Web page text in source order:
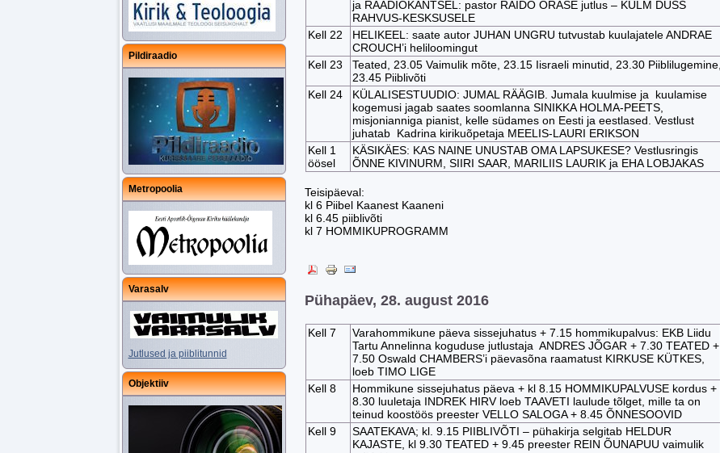
Pildiraadio
Metropoolia
Varasalv
Jutlused ja piiblitunnid
Objektiiv
ja RAADIOKANTSEL: pastor RAIDO ORASE jutlus – KÜLM DUŠŠ
RAHVUS-KESKSUSELE
Kell 22
HELIKEEL: saate autor JUHAN UNGRU tutvustab kuulajatele ANDRAE
CROUCH’i heliloomingut
Kell 23
Teated, 23.05 Vaimulik mõte, 23.15 Iisraeli minutid, 23.30 Piiblilugemine,
23.45 Piiblivõti
Kell 24
KÜLALISESTUUDIO: JUMAL RÄÄGIB. Jumala kuulmise ja kuulamise
kogemusi jagab saates soomlanna SINIKKA HOLMA-PEETS,
misjonianniga pianist, kelle südames on Eesti ja eestlased. Vestlust
juhatab Kadrina kirikuõpetaja MEELIS-LAURI ERIKSON
Kell 1
öösel
KÄSIKÄES: KAS NAINE UNUSTAB OMA LAPSUKESE? Vestlusringis
ÕNNE KIVINURM, SIIRI SAAR, MARILIIS LAURIK ja EHA LOBJAKAS
Teisipäeval:
kl 6 Piibel Kaanest Kaaneni
kl 6.45 piiblivõti
kl 7 HOMMIKUPROGRAMM
Pühapäev, 28. august 2016
Kell 7
Varahommikune päeva sissejuhatus + 7.15 hommikupalvus: EKB Liidu
Tartu Annelinna koguduse jutlustaja ANDRES JÕGAR + 7.30 TEATED +
7.50 Oswald CHAMBERS’i päevasõna raamatust KIRKUSE KÜTKES,
loeb TIMO LIGE
Kell 8
Hommikune sissejuhatus päeva + kl 8.15 HOMMIKUPALVUSE kordus +
8.30 luuletaja INDREK HIRV loeb TAAVETI laulude tõlget, mille ta on
teinud koostöös preester VELLO SALOGA + 8.45 ÕNNESOOVID
Kell 9
SAATEKAVA; kl. 9.15 PIIBLIVÕTI – pühakirja selgitab HELDUR
KAJASTE, kl 9.30 TEATED + 9.45 preester REIN ÕUNAPUU vaimulik